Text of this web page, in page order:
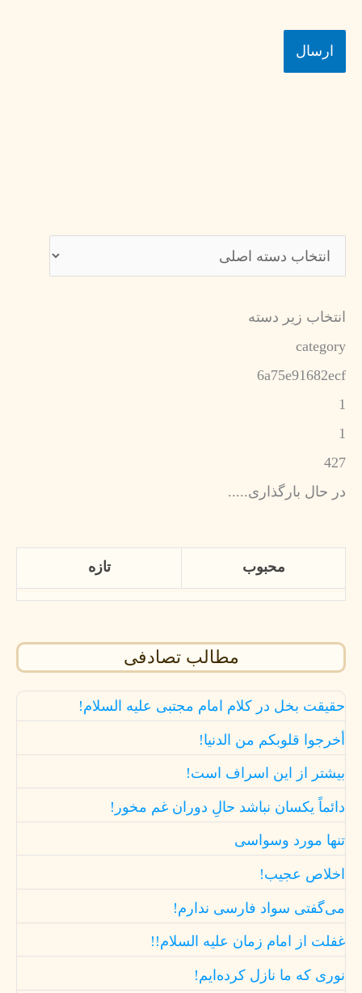
انتخاب زیر دسته
category
6a75e91682ecf
1
1
427
در حال بارگذاری.....
تازه محبوب
مطالب تصادفی
حقیقت بخل در کلام امام مجتبی علیه السلام!
أخرجوا قلوبكم من الدنیا!
بیشتر از این اسراف است!
دائماً یکسان نباشد حالِ دوران غم مخور!
تنها مورد وسواسی
اخلاص عجیب!
می‌گفتی سواد فارسی ندارم!
غفلت از امام زمان علیه السلام!!
نورى كه ما نازل كرده‌ایم!